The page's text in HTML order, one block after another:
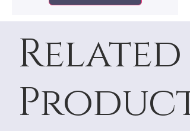
Related
Products